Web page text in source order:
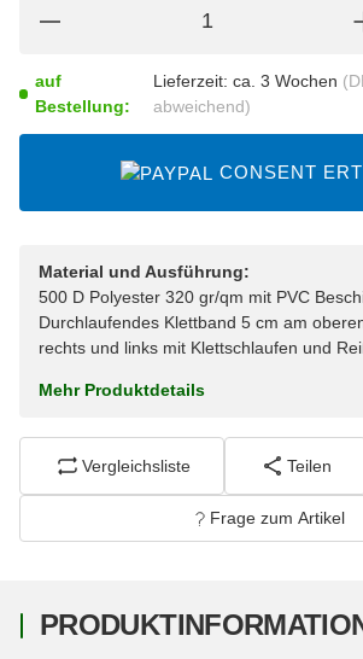
auf
Bestellung:
Lieferzeit: ca. 3 Wochen
abweichend)
CONSENT
Material und Ausführung:
500 D Polyester 320 gr/qm mit PVC
Durchlaufendes Klettband 5 cm am
rechts und links mit Klettschlaufen und
Mehr Produktdetails
Vergleichsliste Teilen
Frage zum Artikel